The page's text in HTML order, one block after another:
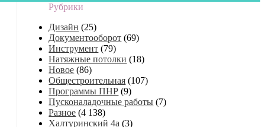
Рубрики
Дизайн (25)
Документооборот (69)
Инструмент (79)
Натяжные потолки (18)
Новое (86)
Общестроительная (107)
Программы ПНР (9)
Пусконаладочные работы (7)
Разное (4 138)
Халтуринский 4а (3)